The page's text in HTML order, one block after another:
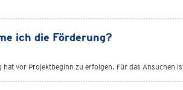
ich die Förderung?
hat vor Projektbeginn zu erfolgen. Für das Ansuchen